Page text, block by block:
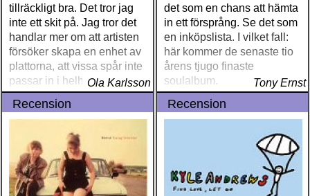
tillräckligt bra. Det tror jag
inte ett skit på. Jag tror det
handlar mer om att artisten
försöker skapa en enhet av
plattorna, att vissa spår inte
passar in i helheten av
skilda orsaker
Ola Karlsson
det som en chans att hämta
in ett försprång. Se det som
en inköpslista. I vilket fall:
här kommer de senaste tio
årens tjugo finaste
soulalbum.
Tony Ernst
Recension Recension